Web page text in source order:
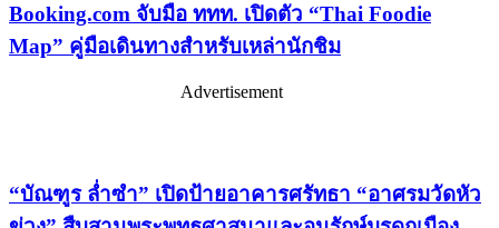
Booking.com จับมือ ททท. เปิดตัว “Thai Foodie
Map” คู่มือเดินทางสำหรับเหล่านักชิม
Advertisement
“บัณฑูร ล่ำซำ” เปิดป้ายอาคารศรัทธา “อาศรมวัดหัว